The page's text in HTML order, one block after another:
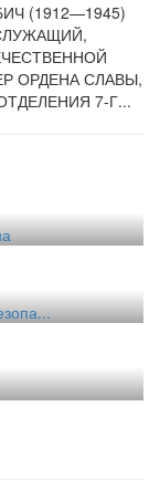
(1912—1945)
ОРДЕНА СЛАВЫ,
7-Г...